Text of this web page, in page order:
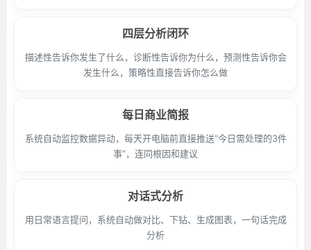
四层分析闭环
描述性告诉你发生了什么，诊断性告诉你为什么，预测性告诉你会
发生什么，策略性直接告诉你怎么做
每日商业简报
系统自动监控数据异动，每天开电脑前直接推送“今日需处理的3件
事”，连同根因和建议
对话式分析
用日常语言提问，系统自动做对比、下钻、生成图表，一句话完成
分析